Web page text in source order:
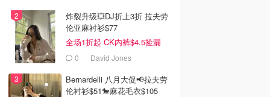
炸裂升级💥DJ折上3折 拉夫劳
伦亚麻衬衫$77
全场1折起 CK内裤$4.5捡漏
0 David Jones
Bernardelli 八月大促📢拉夫劳
伦衬衫$51🐎麻花毛衣$105